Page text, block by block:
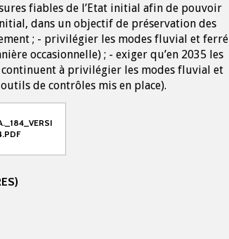
fiables de l’Etat initial afin de pouvoir
dans un objectif de préservation des
; - privilégier les modes fluvial et ferré
occasionnelle) ; - exiger qu’en 2035 les
à privilégier les modes fluvial et
de contrôles mis en place).